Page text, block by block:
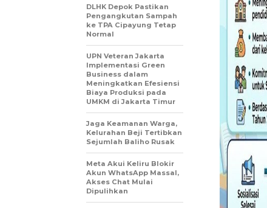
DLHK Depok Pastikan
Pengangkutan Sampah
ke TPA Cipayung Tetap
Normal
UPN Veteran Jakarta
Implementasi Green
Business dalam
Meningkatkan Efesiensi
Biaya Produksi pada
UMKM di Jakarta Timur
Jaga Keamanan Warga,
Kelurahan Beji Tertibkan
Sejumlah Baliho Rusak
Meta Akui Keliru Blokir
Akun WhatsApp Massal,
Akses Chat Mulai
Dipulihkan